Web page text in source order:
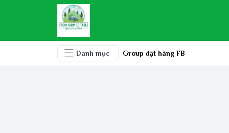
Danh mục Group đặt hàng FB